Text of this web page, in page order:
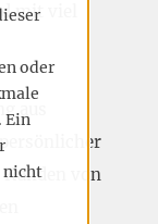
oder
Ein
nicht
mit viel
aus
von